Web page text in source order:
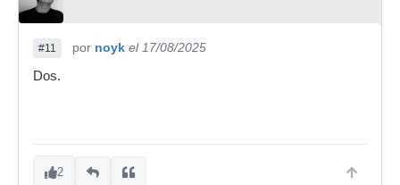
#11 por noyk el 17/08/2025
Dos.
2